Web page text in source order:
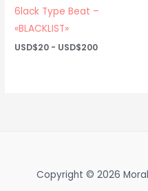
6lack Type Beat –
«BLACKLIST»
USD$20 - USD$200Rango
Copyright © 2026